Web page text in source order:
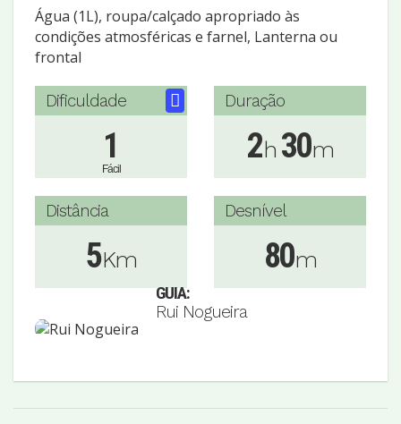
Água (1L), roupa/calçado apropriado às
condições atmosféricas e farnel, Lanterna ou
frontal
Dificuldade
1
Fácil
Duração
2h 30m
Distância
5Km
Desnível
80m
GUIA:
Rui Nogueira